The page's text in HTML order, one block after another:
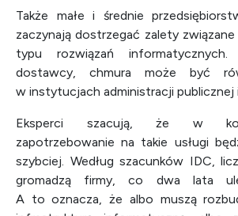
Także małe i średnie
zaczynają dostrzegać zalety
typu rozwiązań informatycznych.
dostawcy, chmura może być
w instytucjach administracji publicznej
Eksperci szacują, że w
zapotrzebowanie na takie usługi
szybciej. Według szacunków IDC,
gromadzą firmy, co dwa lata
A to oznacza, że albo muszą